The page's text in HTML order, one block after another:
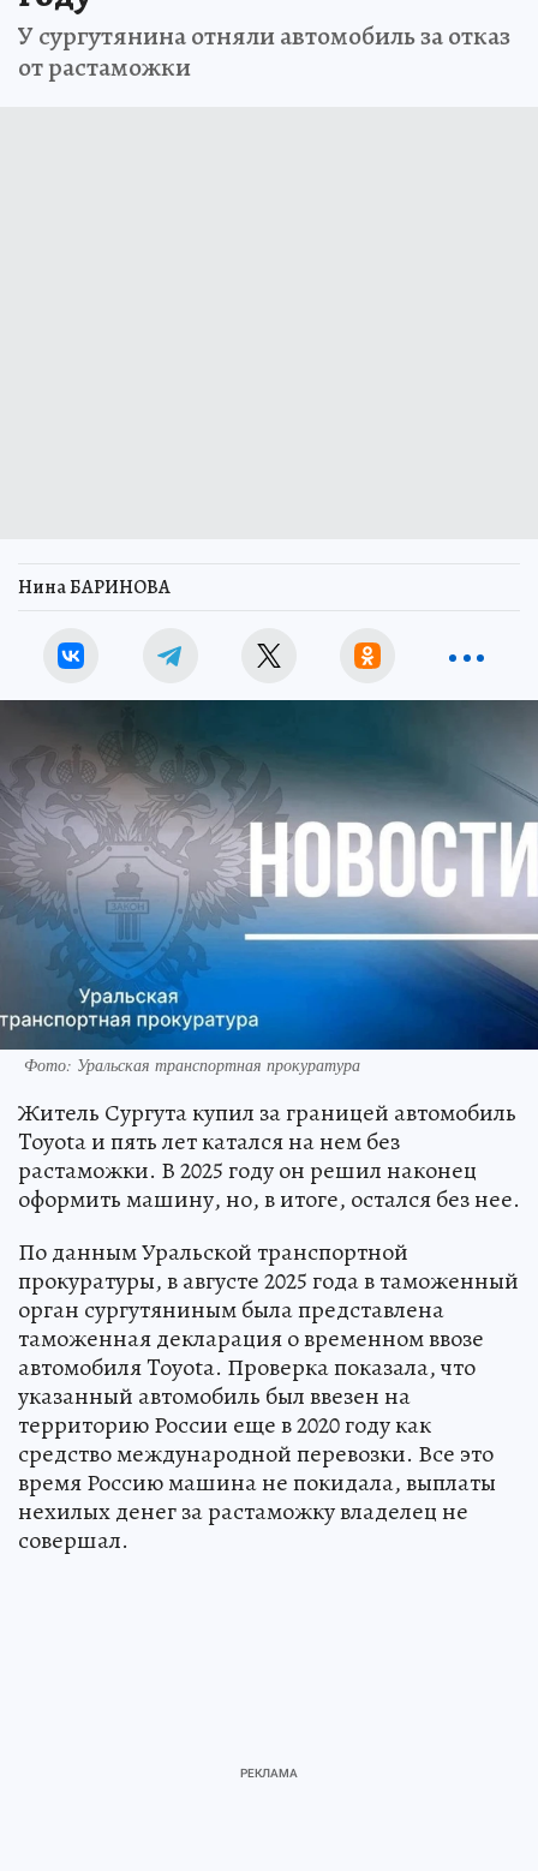
У сургутянина отняли автомобиль за отказ
от растаможки
Нина БАРИНОВА
Фото: Уральская транспортная прокуратура
Житель Сургута купил за границей автомобиль
Toyota и пять лет катался на нем без
растаможки. В 2025 году он решил наконец
оформить машину, но, в итоге, остался без нее.
По данным Уральской транспортной
прокуратуры, в августе 2025 года в таможенный
орган сургутяниным была представлена
таможенная декларация о временном ввозе
автомобиля Toyota. Проверка показала, что
указанный автомобиль был ввезен на
территорию России еще в 2020 году как
средство международной перевозки. Все это
время Россию машина не покидала, выплаты
нехилых денег за растаможку владелец не
совершал.